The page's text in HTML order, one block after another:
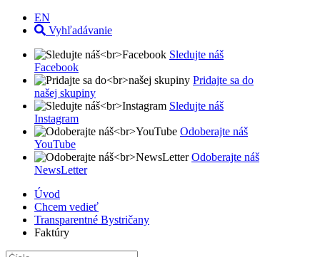
EN
Vyhľadávanie
Sledujte náš
Facebook
Pridajte sa do
našej skupiny
Sledujte náš
Instagram
Odoberajte náš
YouTube
Odoberajte náš
NewsLetter
Úvod
Chcem vedieť
Transparentné Bystričany
Faktúry